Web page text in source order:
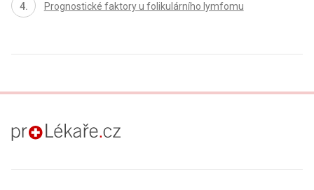
Prognostické faktory u folikulárního lymfomu
proLékaře.cz